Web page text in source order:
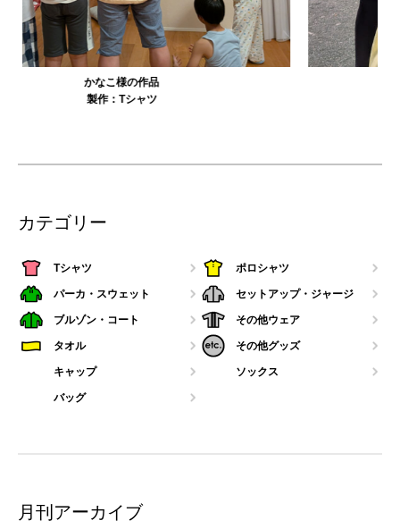
農工大硬式庭球部様の作品
カテゴリー
Tシャツ ポロシャツ
パーカ・スウェット セットアップ・ジャージ
ブルゾン・コート その他ウェア
タオル その他グッズ
キャップ ソックス
バッグ
月刊アーカイブ